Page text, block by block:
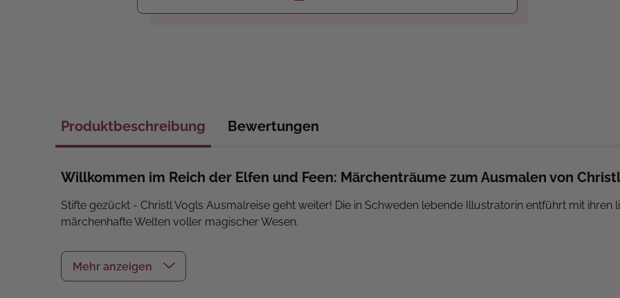
Produktbeschreibung Bewertungen
Willkommen im Reich der Elfen und Feen: Märchenträume zum Ausmalen von
Stifte gezückt - Christl Vogls Ausmalreise geht weiter! Die in Schweden lebende Illustratorin entführt mit
märchenhafte Welten voller magischer Wesen.
Im zweiten Band der Reihe besuchen wir das Reich der Elfen und Feen, die sich zwischen hohen
Vogls charmante Illustrationen sind detailreich und wecken Erinnerungen an früher. Begleitet werden ihre
Form, die den Ausmalmotiven auf den linken Seiten gegenübergestellt ist.